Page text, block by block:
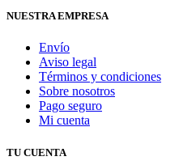
NUESTRA EMPRESA
Envío
Aviso legal
Términos y condiciones
Sobre nosotros
Pago seguro
Mi cuenta
TU CUENTA